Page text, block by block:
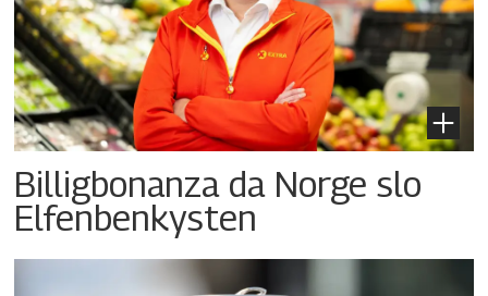
Billigbonanza da Norge slo
Elfenbenkysten